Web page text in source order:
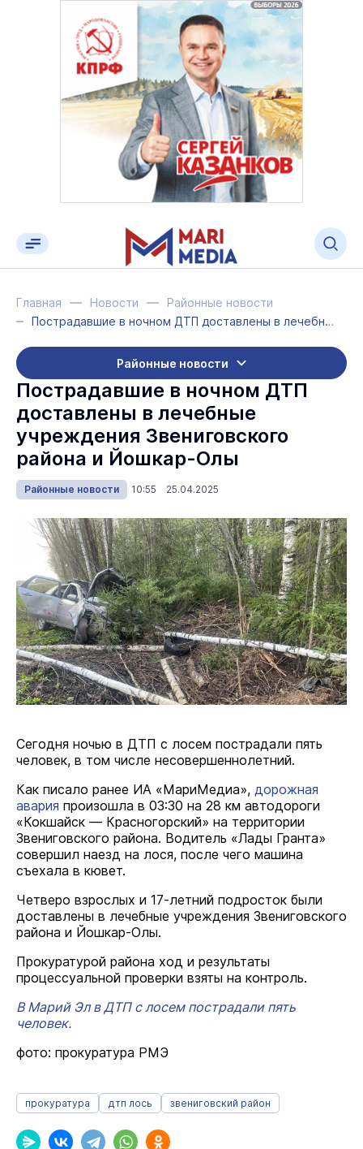
Главная Новости
Районные новости
Пострадавшие в ночном ДТП доставлены в лечебные учреждения Звениговского района ...
Районные новости
Пострадавшие в ночном ДТП
доставлены в лечебные
учреждения Звениговского
района и Йошкар-Олы
Районные новости 10:55 25.04.2025
Сегодня ночью в ДТП с лосем пострадали пять
человек, в том числе несовершеннолетний.
Как писало ранее ИА «МариМедиа», дорожная
авария произошла в 03:30 на 28 км автодороги
«Кокшайск — Красногорский» на территории
Звениговского района. Водитель «Лады Гранта»
совершил наезд на лося, после чего машина
съехала в кювет.
Четверо взрослых и 17-летний подросток были
доставлены в лечебные учреждения Звениговского
района и Йошкар-Олы.
Прокуратурой района ход и результаты
процессуальной проверки взяты на контроль.
В Марий Эл в ДТП с лосем пострадали пять
человек.
фото: прокуратура РМЭ
прокуратура дтп лось звениговский район